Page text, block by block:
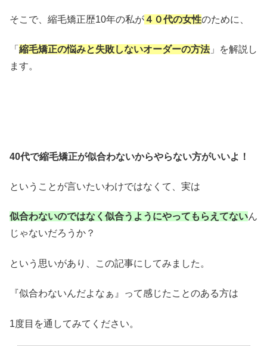
そこで、縮毛矯正歴10年の私が４０代の女性のために、
「 縮毛矯正の悩みと失敗しないオーダーの方法」を解説し
ます。
40代で縮毛矯正が似合わないからやらない方がいいよ！
ということが言いたいわけではなくて、実は
似合わないのではなく似合うようにやってもらえてないん
じゃないだろうか？
という思いがあり、この記事にしてみました。
『似合わないんだよなぁ』って感じたことのある方は
1度目を通してみてください。